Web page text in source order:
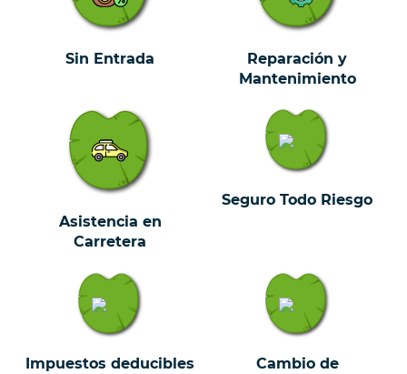
Sin Entrada
Reparación y
Mantenimiento
Asistencia en
Carretera
Seguro Todo Riesgo
Impuestos deducibles Cambio de